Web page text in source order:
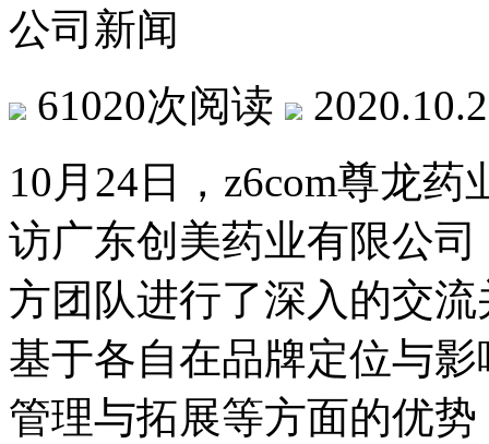
公司新闻
61020次阅读
10月24日，z6com尊
访广东创美药业有限公司
方团队进行了深入的交流
基于各自在品牌定位与影响
管理与拓展等方面的优势